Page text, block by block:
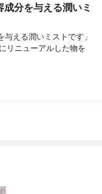
分を与える潤いミ
与える潤いミストです」
リニューアルした物を